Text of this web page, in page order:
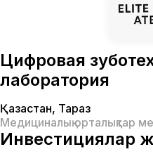
Цифровая
лаборатория
Қазақстан, Тараз
Медициналық орталықтар
Инвестициялар